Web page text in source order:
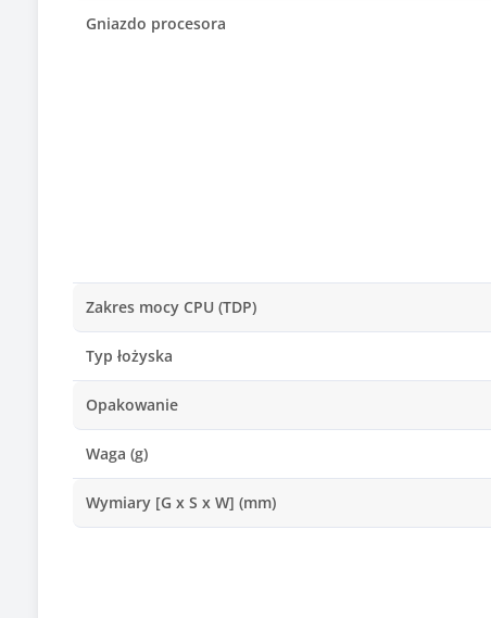
Gniazdo procesora
Zakres mocy CPU (TDP)
Typ łożyska
Opakowanie
Waga (g)
Wymiary [G x S x W] (mm)